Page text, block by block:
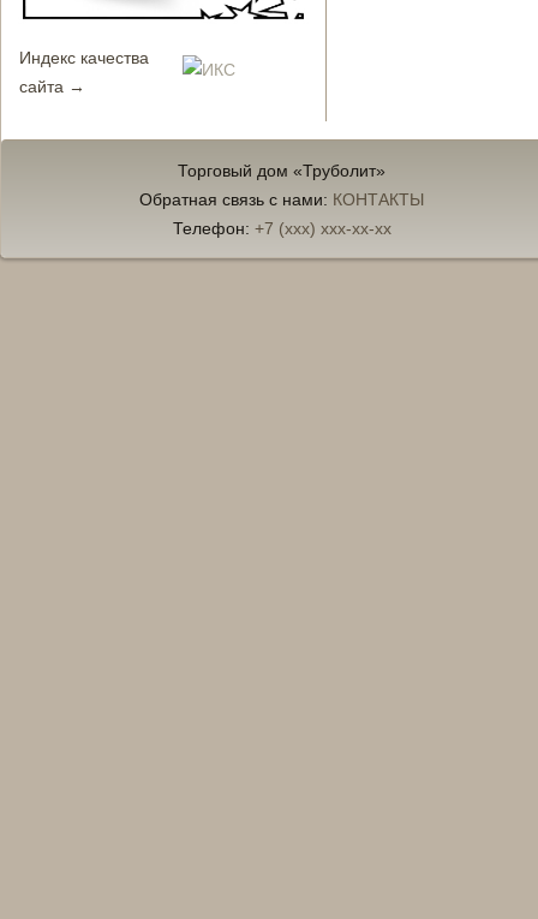
Индекс качества
сайта →
Торговый дом «Труболит»
Обратная связь с нами: КОНТАКТЫ
Телефон: +7 (xxx) xxx-xx-xx